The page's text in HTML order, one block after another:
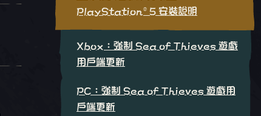
PlayStation®5 安裝說明
Xbox：強制 Sea of Thieves 遊戲
用戶端更新
PC：強制 Sea of Thieves 遊戲用
戶端更新